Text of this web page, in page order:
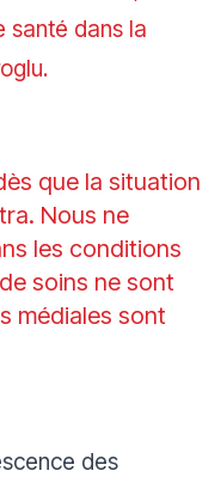
santé dans la
que la situation
Nous ne
les conditions
soins ne sont
médiales sont
des